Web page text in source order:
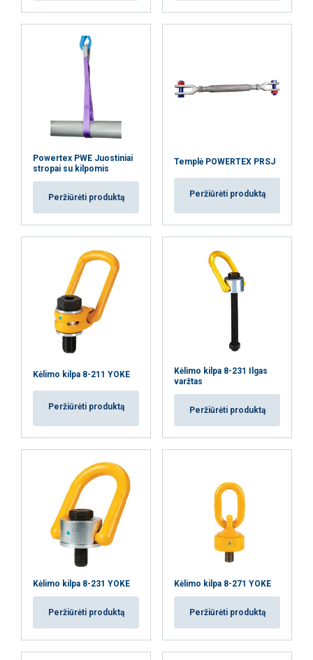
Powertex PWE Juostiniai
stropai su kilpomis
Peržiūrėti produktą
Templė POWERTEX PRSJ
Peržiūrėti produktą
Kėlimo kilpa 8-211 YOKE
Peržiūrėti produktą
Kėlimo kilpa 8-231 Ilgas
varžtas
Peržiūrėti produktą
Kėlimo kilpa 8-231 YOKE
Peržiūrėti produktą
Kėlimo kilpa 8-271 YOKE
Peržiūrėti produktą
gerinantys
Funkciniai
AŠ NESUTINKU
PARODYTI DETALIAU